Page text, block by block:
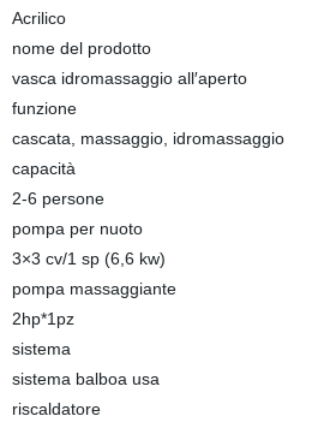
Acrilico
nome del prodotto
vasca idromassaggio all′aperto
funzione
cascata, massaggio, idromassaggio
capacità
2-6 persone
pompa per nuoto
3×3 cv/1 sp (6,6 kw)
pompa massaggiante
2hp*1pz
sistema
sistema balboa usa
riscaldatore